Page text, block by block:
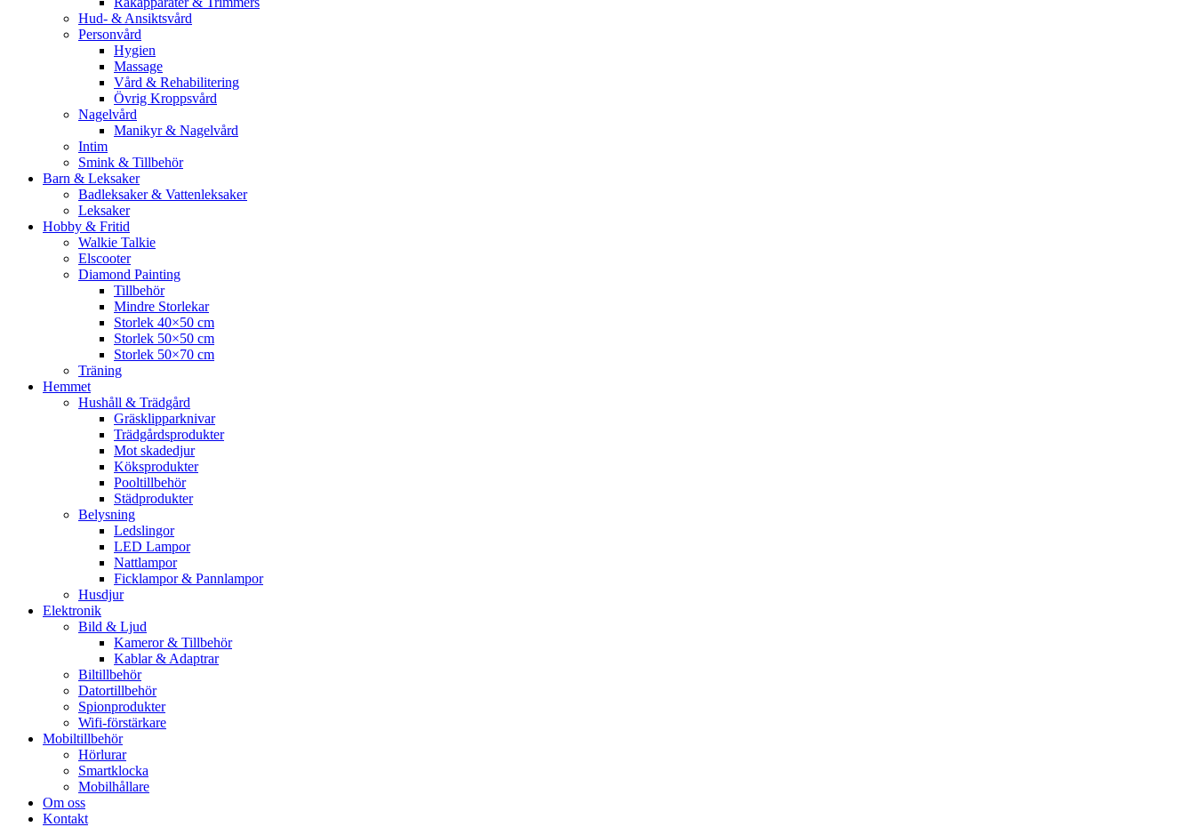
Hud- & Ansiktsvård
Personvård
Hygien
Massage
Vård & Rehabilitering
Övrig Kroppsvård
Nagelvård
Manikyr & Nagelvård
Intim
Smink & Tillbehör
Barn & Leksaker
Badleksaker & Vattenleksaker
Leksaker
Hobby & Fritid
Walkie Talkie
Elscooter
Diamond Painting
Tillbehör
Mindre Storlekar
Storlek 40×50 cm
Storlek 50×50 cm
Storlek 50×70 cm
Träning
Hemmet
Hushåll & Trädgård
Gräsklipparknivar
Trädgårdsprodukter
Mot skadedjur
Köksprodukter
Pooltillbehör
Städprodukter
Belysning
Ledslingor
LED Lampor
Nattlampor
Ficklampor & Pannlampor
Husdjur
Elektronik
Bild & Ljud
Kameror & Tillbehör
Kablar & Adaptrar
Biltillbehör
Datortillbehör
Spionprodukter
Wifi-förstärkare
Mobiltillbehör
Hörlurar
Smartklocka
Mobilhållare
Om oss
Kontakt